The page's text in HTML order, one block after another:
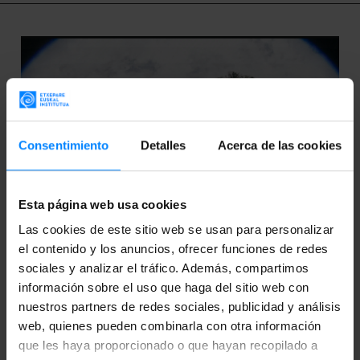
Consentimiento Detalles Acerca de las cookies
Esta página web usa cookies
Las cookies de este sitio web se usan para personalizar
el contenido y los anuncios, ofrecer funciones de redes
sociales y analizar el tráfico. Además, compartimos
información sobre el uso que haga del sitio web con
nuestros partners de redes sociales, publicidad y análisis
web, quienes pueden combinarla con otra información
que les haya proporcionado o que hayan recopilado a